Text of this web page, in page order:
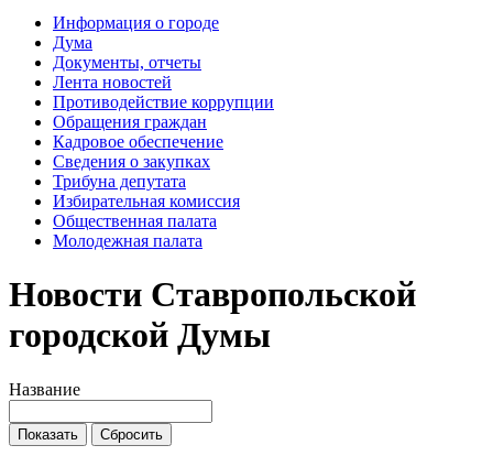
Информация о городе
Дума
Документы, отчеты
Лента новостей
Противодействие коррупции
Обращения граждан
Кадровое обеспечение
Сведения о закупках
Трибуна депутата
Избирательная комиссия
Общественная палата
Молодежная палата
Новости Ставропольской
городской Думы
Название